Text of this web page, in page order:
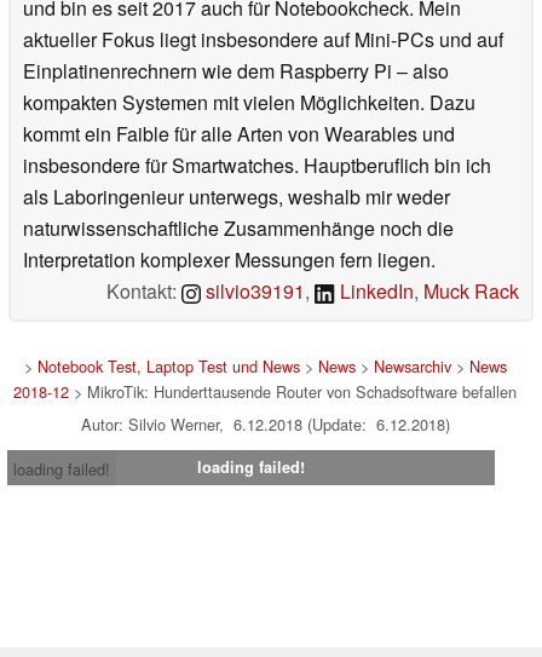
und bin es seit 2017 auch für Notebookcheck. Mein
aktueller Fokus liegt insbesondere auf Mini-PCs und auf
Einplatinenrechnern wie dem Raspberry Pi – also
kompakten Systemen mit vielen Möglichkeiten. Dazu
kommt ein Faible für alle Arten von Wearables und
insbesondere für Smartwatches. Hauptberuflich bin ich
als Laboringenieur unterwegs, weshalb mir weder
naturwissenschaftliche Zusammenhänge noch die
Interpretation komplexer Messungen fern liegen.
Kontakt:
silvio39191, LinkedIn, Muck Rack
> Notebook Test, Laptop Test und News> News> Newsarchiv> News
2018-12 > MikroTik: Hunderttausende Router von Schadsoftware befallen
Autor: Silvio Werner, 6.12.2018 (Update: 6.12.2018)
loading failed!
loading failed!